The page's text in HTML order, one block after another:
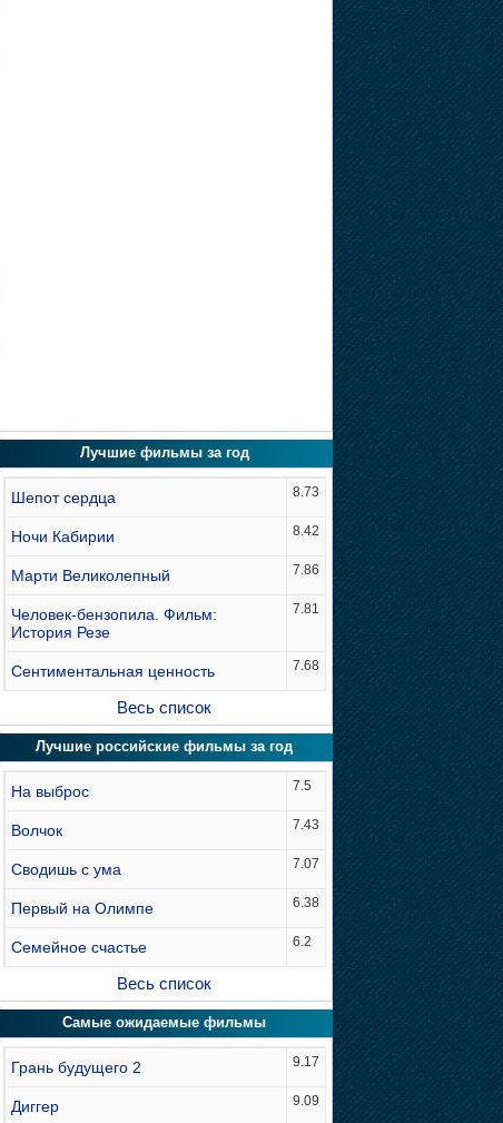
Лучшие фильмы за год
Шепот сердца 8.73
Ночи Кабирии 8.42
Марти Великолепный 7.86
Человек-бензопила. Фильм:
История Резе
7.81
Сентиментальная ценность 7.68
Весь список
Лучшие российские фильмы за год
На выброс 7.5
Волчок 7.43
Сводишь с ума 7.07
Первый на Олимпе 6.38
Семейное счастье 6.2
Весь список
Самые ожидаемые фильмы
Грань будущего 2 9.17
Диггер 9.09